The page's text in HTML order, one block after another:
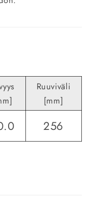
Ruuviväli
[mm]
256